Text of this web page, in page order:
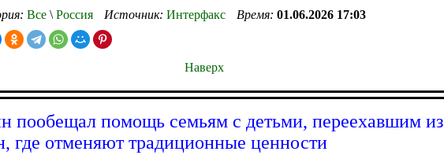
Все \ Россия Источник: Интерфакс Время: 01.06.2026 17:03
Наверх
пообещал помощь семьям с детьми, переехавшим из
где отменяют традиционные ценности